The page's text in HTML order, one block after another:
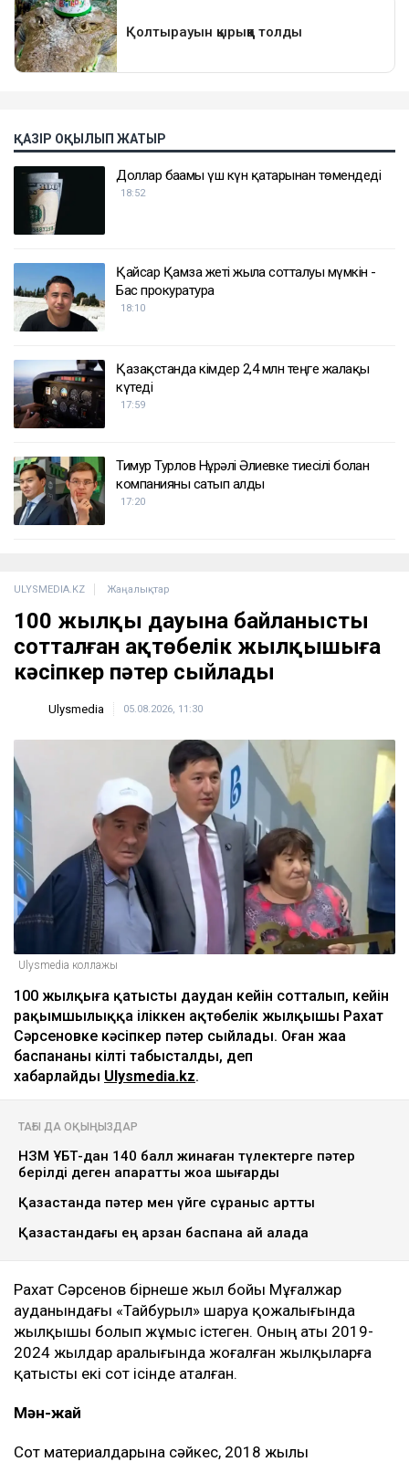
ҚАЗІР ОҚЫЛЫП ЖАТЫР
Доллар бағамы үш күн қатарынан төмендеді
18:52
Қайсар Қамза жеті жылға сотталуы мүмкін -
Бас прокуратура
18:10
Қазақстанда кімдер 2,4 млн теңге жалақы
күтеді
17:59
Тимур Турлов Нұрәлі Әлиевке тиесілі болған
компанияны сатып алды
17:20
ULYSMEDIA.KZ Жаңалықтар
100 жылқы дауына байланысты
сотталған ақтөбелік жылқышыға
кәсіпкер пәтер сыйлады
Ulysmedia 05.08.2026, 11:30
Ulysmedia коллажы
100 жылқыға қатысты даудан кейін сотталып, кейін
рақымшылыққа іліккен ақтөбелік жылқышы Рахат
Сәрсеновке кәсіпкер пәтер сыйлады. Оған жаңа
баспананың кілті табысталды, деп
хабарлайды Ulysmedia.kz.
ТАҒЫ ДА ОҚЫҢЫЗДАР
НЗМ ҰБТ-дан 140 балл жинаған түлектерге пәтер
берілді деген ақпаратты жоққа шығарды
Қазақстанда пәтер мен үйге сұраныс артты
Қазақстандағы ең арзан баспана қай қалада
Рахат Сәрсенов бірнеше жыл бойы Мұғалжар
ауданындағы «Тайбурыл» шаруа қожалығында
жылқышы болып жұмыс істеген. Оның аты 2019-
2024 жылдар аралығында жоғалған жылқыларға
қатысты екі сот ісінде аталған.
Мән-жай
Сот материалдарына сәйкес, 2018 жылы